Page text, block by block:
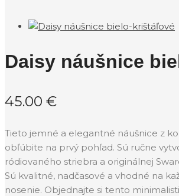
Daisy náušnice
45.00 €
Tieto jemné a elegantné náušnice z
obľúbite na prvý pohľad. Sú ručne
ródiovaného striebra a originálnej
Sú kvalitné, nadčasové a vhodné na
nosenie. Objednajte si tento